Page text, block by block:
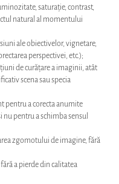
saturație, contrast,
natural al momentului
ale obiectivelor, vignetare,
perspectivei, etc.);
de curățare a imaginii, atât
scena sau specia
pentru a corecta anumite
nu pentru a schimba sensul
zgomotului de imagine, fără
a pierde din calitatea